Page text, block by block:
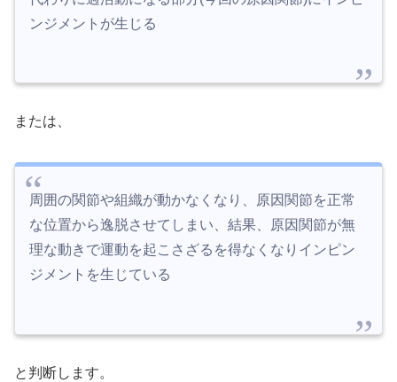
ンジメントが生じる
または、
周囲の関節や組織が動かなくなり、原因関節を正常
な位置から逸脱させてしまい、結果、原因関節が無
理な動きで運動を起こさざるを得なくなりインピン
ジメントを生じている
と判断します。